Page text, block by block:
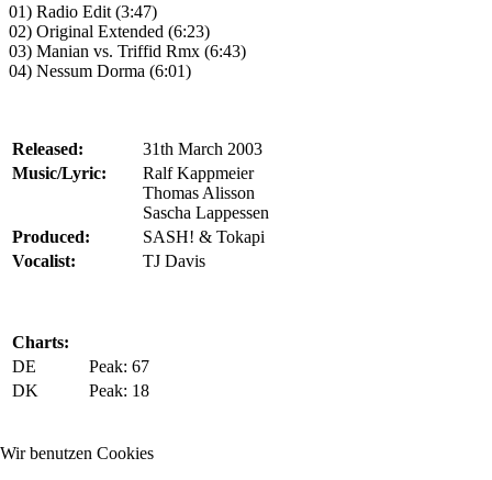
01) Radio Edit (3:47)
02) Original Extended (6:23)
03) Manian vs. Triffid Rmx (6:43)
04) Nessum Dorma (6:01)
Released:
31th March 2003
Music/Lyric:
Ralf Kappmeier
Thomas Alisson
Sascha Lappessen
Produced:
SASH! & Tokapi
Vocalist:
TJ Davis
Charts:
DE
Peak: 67
DK
Peak: 18
Wir benutzen Cookies